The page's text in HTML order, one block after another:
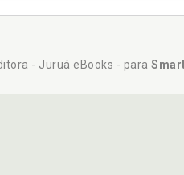
- Juruá eBooks - para